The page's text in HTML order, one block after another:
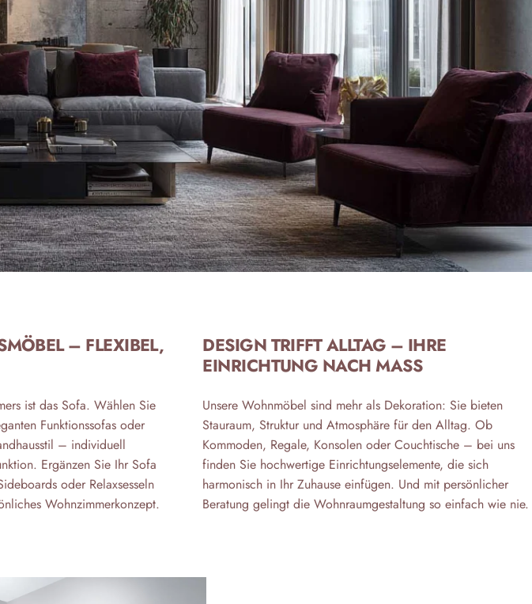
– FLEXIBEL,
ist das Sofa. Wählen Sie
Funktionssofas oder
– individuell
Ergänzen Sie Ihr Sofa
oder Relaxsesseln
Wohnzimmerkonzept.
DESIGN TRIFFT ALLTAG – IHRE
EINRICHTUNG NACH MASS
Unsere Wohnmöbel sind mehr als Dekoration: Sie bieten
Stauraum, Struktur und Atmosphäre für den Alltag. Ob
Kommoden, Regale, Konsolen oder Couchtische – bei uns
finden Sie hochwertige Einrichtungselemente, die sich
harmonisch in Ihr Zuhause einfügen. Und mit persönlicher
Beratung gelingt die Wohnraumgestaltung so einfach wie nie.